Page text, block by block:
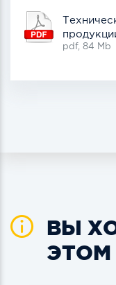
pdf, 84 Mb
ВЫ
ЭТОМ